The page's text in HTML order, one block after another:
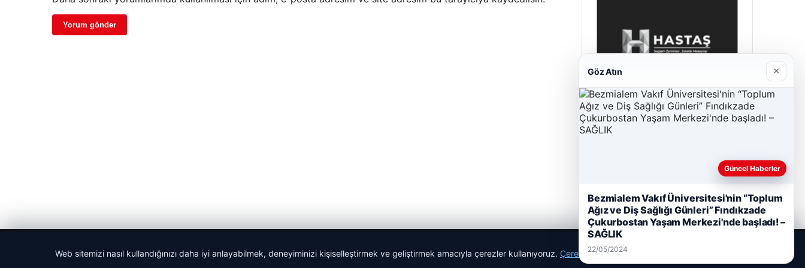
Hastaş Beton
Web sitemizi nasıl kullandığınızı daha iyi anlayabilmek, deneyiminizi kişiselleştirmek ve geliştirmek amacıyla çerezler kullanıyoruz. Çerez Politikamız
Göz Atın ×
Güncel Haberler
Bezmialem Vakıf Üniversitesi'nin “Toplum
Ağız ve Diş Sağlığı Günleri” Fındıkzade
Çukurbostan Yaşam Merkezi'nde başladı! –
SAĞLIK
22/05/2024